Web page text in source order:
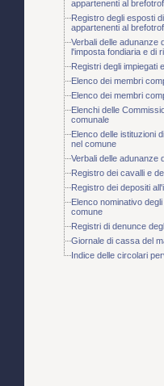
appartenenti al
Registro degli esposti
appartenenti al
Verbali delle adunanze
l'imposta fondiaria e di
Registri degli impiegati
Elenco dei membri
Elenco dei membri
Elenchi delle
comunale
Elenco delle istituzioni
nel comune
Verbali delle adunanze
Registro dei cavalli e
Registro dei depositi
Elenco nominativo
comune
Registri di denunce
Giornale di cassa del
Indice delle circolari